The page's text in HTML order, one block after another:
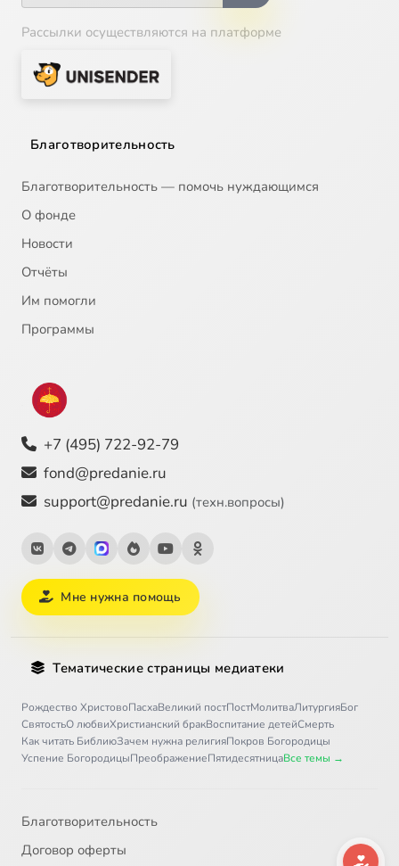
Рассылки осуществляются на платформе
Благотворительность
Благотворительность — помочь нуждающимся
О фонде
Новости
Отчёты
Им помогли
Программы
+7 (495) 722-92-79
fond@predanie.ru
support@predanie.ru (техн.вопросы)
Мне нужна помощь
Тематические страницы медиатеки
Рождество ХристовоПасхаВеликий постПостМолитваЛитургияБог
СвятостьО любвиХристианский бракВоспитание детейСмерть
Как читать БиблиюЗачем нужна религияПокров Богородицы
Успение БогородицыПреображениеПятидесятницаВсе темы →
Благотворительность
Договор оферты